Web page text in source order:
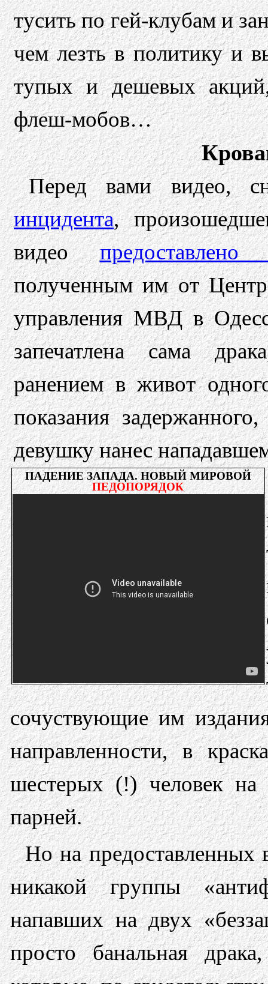
тусить по гей-клубам и
чем лезть в политику и
тупых и дешевых
флеш-мобов…
Перед вами видео,
инцидента,
видеопредоставлено
полученным им от
управления МВД в
запечатлена сама
ранением в живот
показания
девушку нанес
ПАДЕНИЕ ЗАПАДА. НОВЫЙ МИРОВОЙ
ПЕДОПОРЯДОК
сочуствующие им
направленности, в
шестерых (!) человек
парней.
Но на предоставленных
никакой группы
напавших на двух
просто банальная